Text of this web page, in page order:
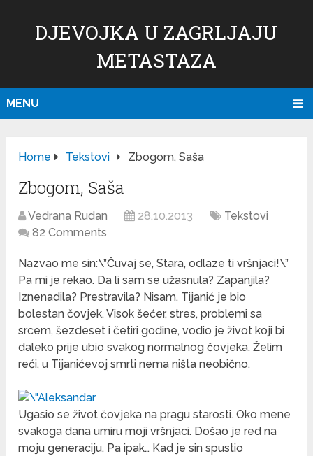
DJEVOJKA U ZAGRLJAJU
METASTAZA
MENU
Home Tekstovi Zbogom, Saša
Zbogom, Saša
Vedrana Rudan 28.10.2013
Tekstovi
82 Comments
Nazvao me sin:\”Čuvaj se, Stara, odlaze ti vršnjaci!\”
Pa mi je rekao. Da li sam se užasnula? Zapanjila?
Iznenadila? Prestravila? Nisam. Tijanić je bio
bolestan čovjek. Visok šećer, stres, problemi sa
srcem, šezdeset i četiri godine, vodio je život koji bi
daleko prije ubio svakog normalnog čovjeka. Želim
reći, u Tijanićevoj smrti nema ništa neobično.
Ugasio se život čovjeka na pragu starosti. Oko mene
svakoga dana umiru moji vršnjaci. Došao je red na
moju generaciju. Pa ipak… Kad je sin spustio